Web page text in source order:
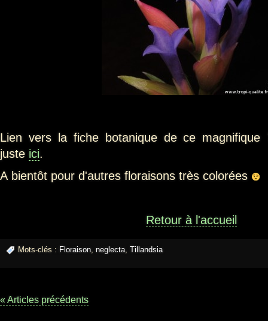
Lien vers la fiche botanique de ce magnifique
juste ici.
A bientôt pour d'autres floraisons très colorées
Retour à l'accueil
Mots-clés : Floraison neglecta Tillandsia
« Articles précédents